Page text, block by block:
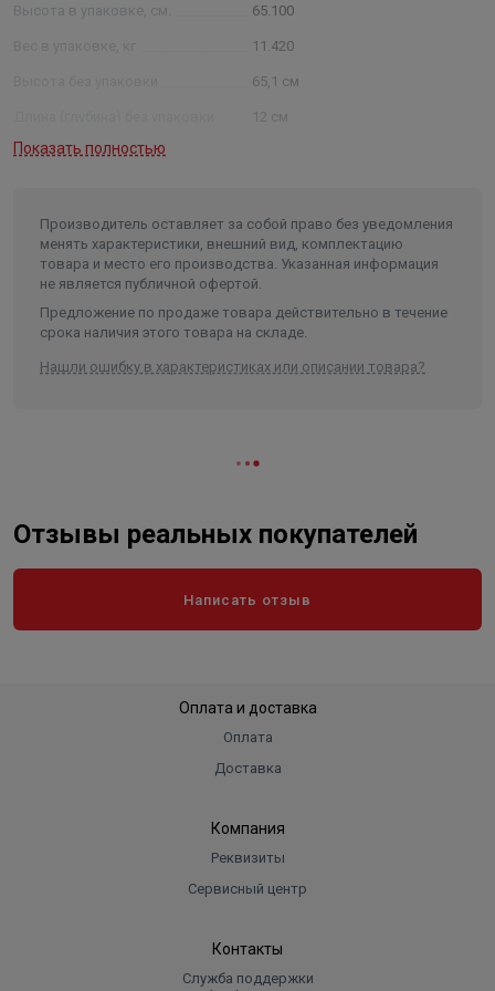
Высота в упаковке, см. 65.100
11.420
65,1 см
12 см
Ширина без упаковки
Длина 120
Ширина 854
Объем 0.066714
Показать полностью
Производитель оставляет за собой право без уведомления
менять характеристики, внешний вид, комплектацию
товара и место его производства. Указанная информация
не является публичной офертой.
Предложение по продаже товара действительно в течение
срока наличия этого товара на складе.
Нашли ошибку в характеристиках или описании товара?
Отзывы реальных покупателей
Написать отзыв
Оплата и доставка
Оплата
Доставка
Компания
Реквизиты
Сервисный центр
Контакты
Служба поддержки